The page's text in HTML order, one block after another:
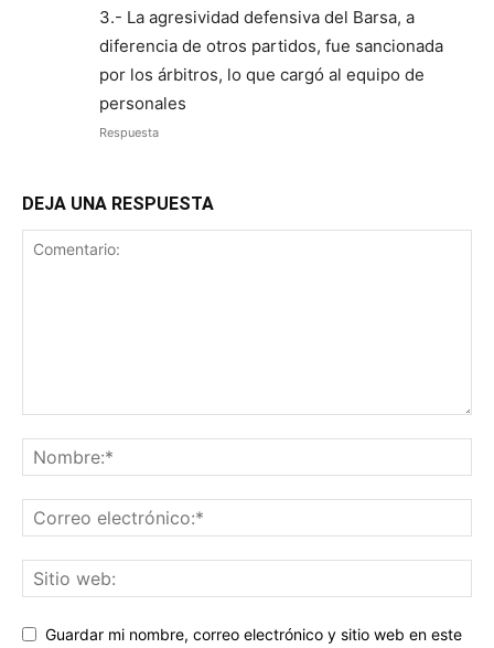
3.- La agresividad defensiva del Barsa, a
diferencia de otros partidos, fue sancionada
por los árbitros, lo que cargó al equipo de
personales
Respuesta
DEJA UNA RESPUESTA
Guardar mi nombre, correo electrónico y sitio web en este